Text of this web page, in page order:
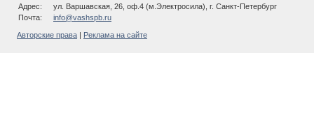
Адрес:
ул. Варшавская, 26, оф.4 (м.Электросила), г. Санкт-Петербург
Почта:
info@vashspb.ru
Авторские права Реклама на сайте